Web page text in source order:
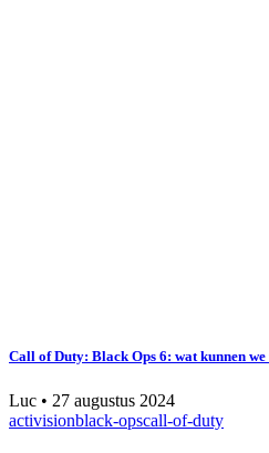
Call of Duty: Black Ops 6: wat kunnen we
Luc • 27 augustus 2024
activisionblack-opscall-of-duty